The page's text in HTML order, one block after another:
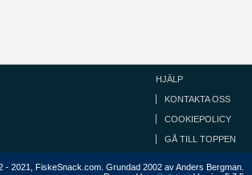
HJÄLP
KONTAKTA OSS
COOKIEPOLICY
GÅ TILL TOPPEN
- 2021, FiskeSnack.com. Grundad 2002 av Anders Bergman.